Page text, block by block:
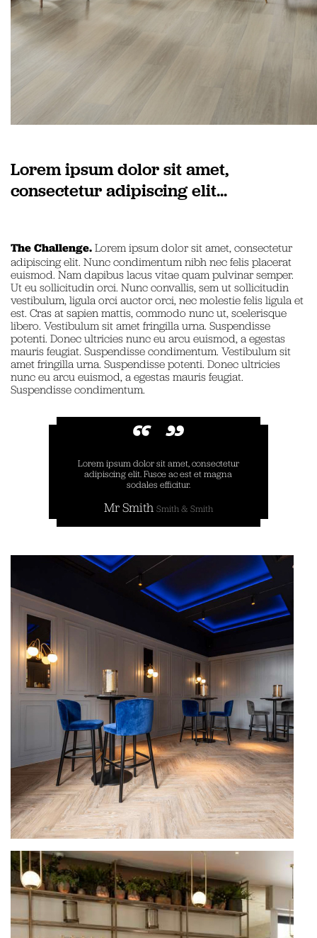
Lorem ipsum dolor sit amet,
consectetur adipiscing elit...
The Challenge.Lorem ipsum dolor sit amet, consectetur
adipiscing elit. Nunc condimentum nibh nec felis placerat
euismod. Nam dapibus lacus vitae quam pulvinar semper.
Ut eu sollicitudin orci. Nunc convallis, sem ut sollicitudin
vestibulum, ligula orci auctor orci, nec molestie felis ligula et
est. Cras at sapien mattis, commodo nunc ut, scelerisque
libero. Vestibulum sit amet fringilla urna. Suspendisse
potenti. Donec ultricies nunc eu arcu euismod, a egestas
mauris feugiat. Suspendisse condimentum. Vestibulum sit
amet fringilla urna. Suspendisse potenti. Donec ultricies
nunc eu arcu euismod, a egestas mauris feugiat.
Suspendisse condimentum.
Lorem ipsum dolor sit amet, consectetur
adipiscing elit. Fusce ac est et magna
sodales efficitur.
Mr Smith Smith & Smith